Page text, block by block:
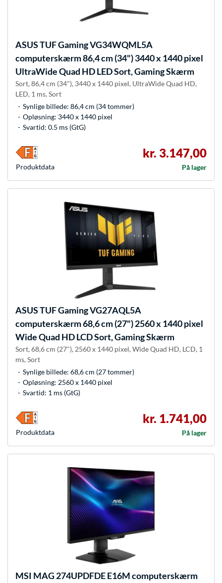
ASUSTUF Gaming VG34WQML5A
computerskærm 86,4 cm (34") 3440 x 1440 pixel
UltraWide Quad HD LED Sort, Gaming Skærm
Sort, 86,4 cm (34"), 3440 x 1440 pixel, UltraWide Quad HD,
LED, 1 ms, Sort
Synlige billede: 86,4 cm (34 tommer)
Opløsning: 3440 x 1440 pixel
Svartid: 0.5 ms (GtG)
kr. 3.147,00
På lager
Produkt­data
ASUSTUF Gaming VG27AQL5A
computerskærm 68,6 cm (27") 2560 x 1440 pixel
Wide Quad HD LCD Sort, Gaming Skærm
Sort, 68,6 cm (27"), 2560 x 1440 pixel, Wide Quad HD, LCD, 1
ms, Sort
Synlige billede: 68,6 cm (27 tommer)
Opløsning: 2560 x 1440 pixel
Svartid: 1 ms (GtG)
kr. 1.741,00
På lager
Produkt­data
MSI MAG 274UPDFDE E16M computerskærm